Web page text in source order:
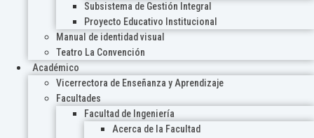
Subsistema de Gestión Integral
Proyecto Educativo Institucional
Manual de identidad visual
Teatro La Convención
Académico
Vicerrectora de Enseñanza y Aprendizaje
Facultades
Facultad de Ingeniería
Acerca de la Facultad